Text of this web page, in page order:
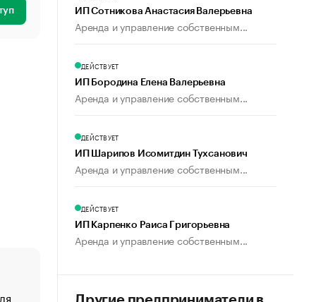
«От спорта тело стареет иначе». Как живет глава
ИП Сотникова Анастасия Валерьевна
Аренда и управление собственным...
ДЕЙСТВУЕТ
ИП Бородина Елена Валерьевна
Аренда и управление собственным...
ДЕЙСТВУЕТ
ИП Шарипов Исомитдин Тухсанович
Аренда и управление собственным...
ДЕЙСТВУЕТ
ИП Карпенко Раиса Григорьевна
Аренда и управление собственным...